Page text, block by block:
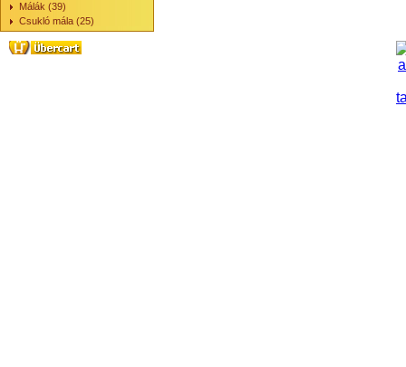
Málák (39)
Csukló mála (25)